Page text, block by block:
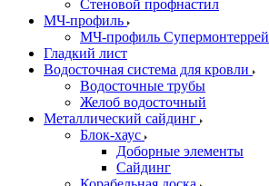
Стеновой профнастил
МЧ-профиль
МЧ-профиль Супермонтеррей
Гладкий лист
Водосточная система для кровли
Водосточные трубы
Желоб водосточный
Металлический сайдинг
Блок-хаус
Доборные элементы
Сайдинг